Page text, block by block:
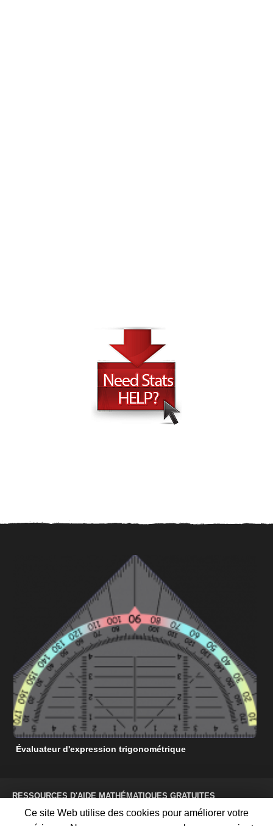
Évaluateur d'expression trigonométrique
RESSOURCES D'AIDE MATHÉMATIQUES GRATUITES
CONDITIONS D'UTILISATION
POLITIQUE DE CONFIDENTIALITÉ
À PROPOS DE NOUS
Ce site Web utilise des cookies pour améliorer votre